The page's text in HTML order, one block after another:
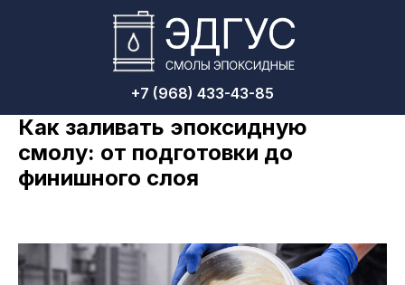
+7 (968) 433-43-85
Как заливать эпоксидную
смолу: от подготовки до
финишного слоя